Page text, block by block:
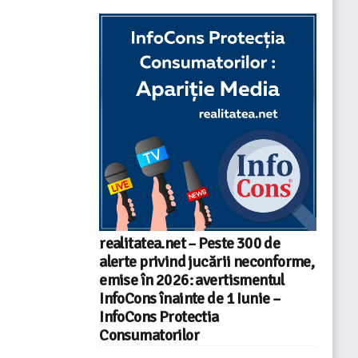
realitatea.net – Peste 300 de
alerte privind jucării neconforme,
emise în 2026: avertismentul
InfoCons înainte de 1 Iunie –
InfoCons Protectia
Consumatorilor